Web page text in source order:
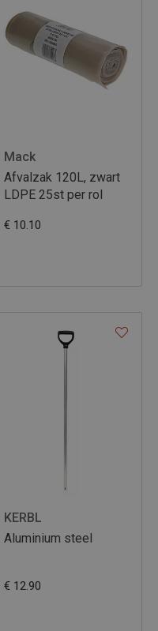
Mack
Afvalzak 120L, zwart
LDPE 25st per rol
€ 10.10
KERBL
Aluminium steel
€ 12.90